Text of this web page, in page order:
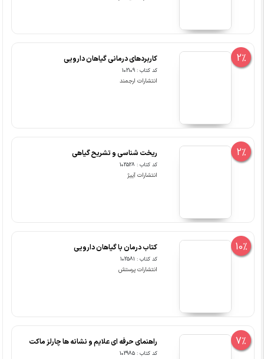
2% کاربردهای درمانی گیاهان دارویی
کد کتاب : 102109
انتشارات ارجمند
2% ریخت شناسی و تشریح گیاهی
کد کتاب : 102528
انتشارات آییژ
10% کتاب درمان با گیاهان دارویی
کد کتاب : 102581
انتشارات پرستش
7% راهنمای حرفه ای علایم و نشانه ها چارلز ماکت
کد کتاب : 102985